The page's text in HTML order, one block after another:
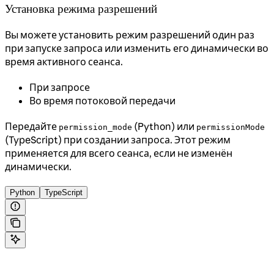
Установка режима разрешений
Вы можете установить режим разрешений один раз
при запуске запроса или изменить его динамически во
время активного сеанса.
При запросе
Во время потоковой передачи
Передайте permission_mode (Python) или permissionMode
(TypeScript) при создании запроса. Этот режим
применяется для всего сеанса, если не изменён
динамически.
Python TypeScript